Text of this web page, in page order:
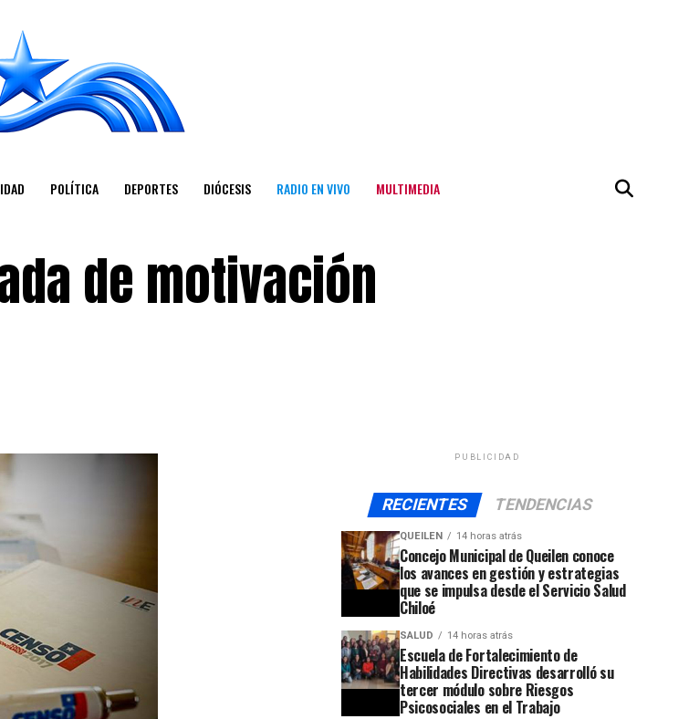
POLÍTICA DEPORTES DIÓCESIS RADIO EN VIVO MULTIMEDIA
de motivación
PUBLICIDAD
RECIENTES TENDENCIAS
QUEILEN 14 horas atrás
Concejo Municipal de Queilen conoce
los avances en gestión y estrategias
que se impulsa desde el Servicio Salud
Chiloé
SALUD 14 horas atrás
Escuela de Fortalecimiento de
Habilidades Directivas desarrolló su
tercer módulo sobre Riesgos
Psicosociales en el Trabajo